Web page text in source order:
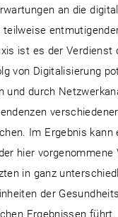
an die
ist es der Verdienst
von Digitalisierung
und durch
Im Ergebnis kann
hier vorgenommene
in ganz
der
Ergebnissen führt.